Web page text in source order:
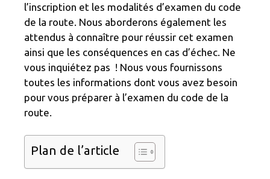
l’inscription et les modalités d’examen du code
de la route. Nous aborderons également les
attendus à connaître pour réussir cet examen
ainsi que les conséquences en cas d’échec. Ne
vous inquiétez pas ! Nous vous fournissons
toutes les informations dont vous avez besoin
pour vous préparer à l’examen du code de la
route.
Plan de l’article